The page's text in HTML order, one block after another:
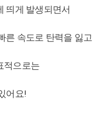
띄게 발생되면서
른 속도로 탄력을 잃고
적으로는
어요!